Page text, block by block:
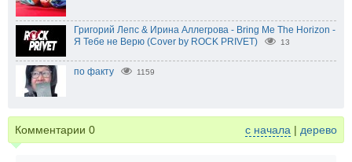
Григорий Лепс & Ирина Аллегрова - Bring Me The Horizon -
Я Тебе не Верю (Cover by ROCK PRIVET)
13
по факту 1159
Комментарии 0 с начала | дерево